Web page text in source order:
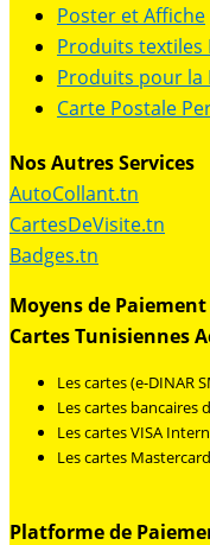
Poster et Affiche
Produits textiles
Produits pour la
Carte Postale
Nos Autres Services
AutoCollant.tn
CartesDeVisite.tn
Badges.tn
Moyens de
Cartes Tunisiennes
Les cartes (e-DINAR
Les cartes bancaires
Les cartes VISA
Les cartes
Platforme de